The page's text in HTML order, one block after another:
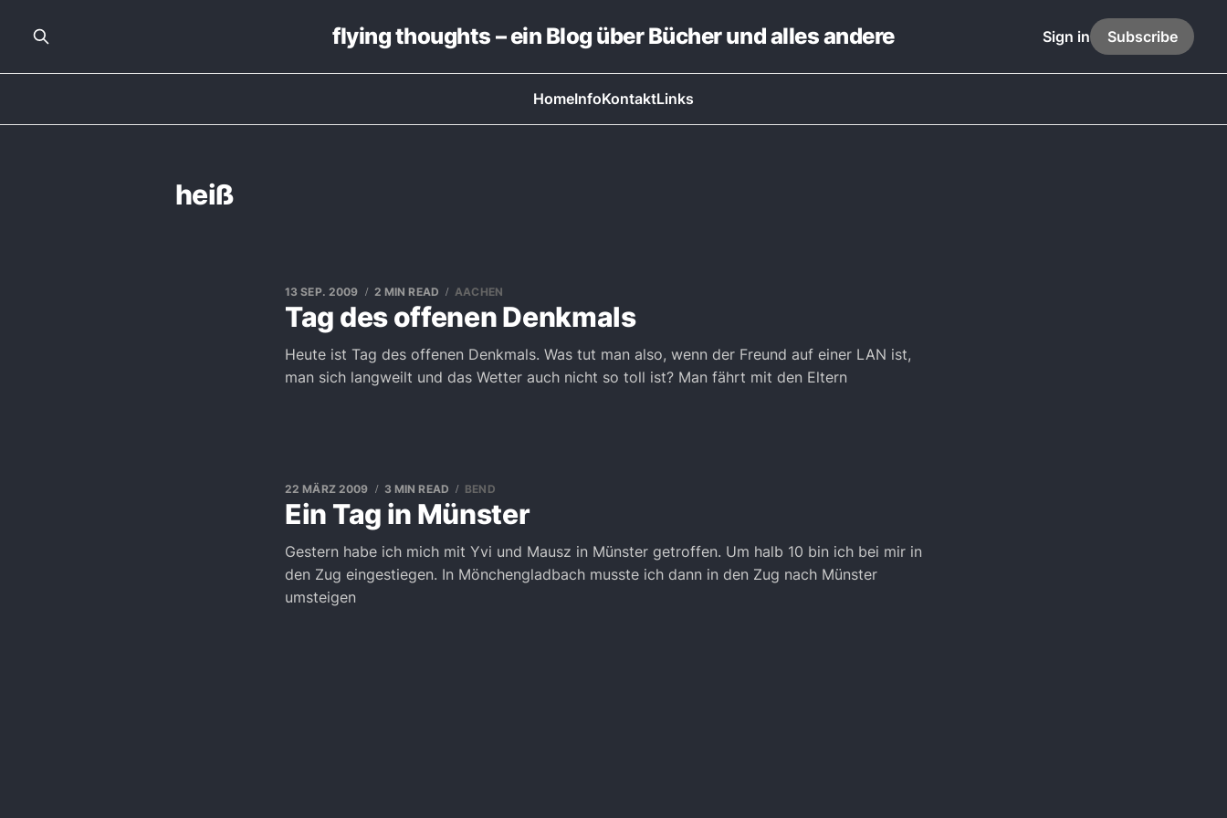
flying thoughts – ein Blog über Bücher und alles andere
HomeInfoKontaktLinks
Sign in Subscribe
heiß
Tag des offenen Denkmals
13 SEP. 2009 2 MIN READ AACHEN
Heute ist Tag des offenen Denkmals. Was tut man also, wenn der Freund auf einer LAN ist,
man sich langweilt und das Wetter auch nicht so toll ist? Man fährt mit den Eltern
Ein Tag in Münster
22 MÄRZ 2009 3 MIN READ BEND
Gestern habe ich mich mit Yvi und Mausz in Münster getroffen. Um halb 10 bin ich bei mir in
den Zug eingestiegen. In Mönchengladbach musste ich dann in den Zug nach Münster
umsteigen